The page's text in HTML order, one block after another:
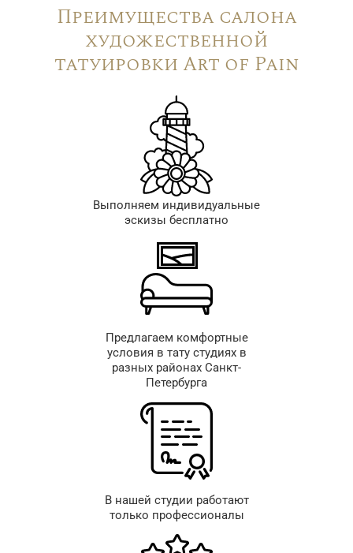
Преимущества салона
художественной
татуировки Art of Pain
Выполняем индивидуальные
эскизы бесплатно
Предлагаем комфортные
условия в тату студиях в
разных районах Санкт-
Петербурга
В нашей студии работают
только профессионалы